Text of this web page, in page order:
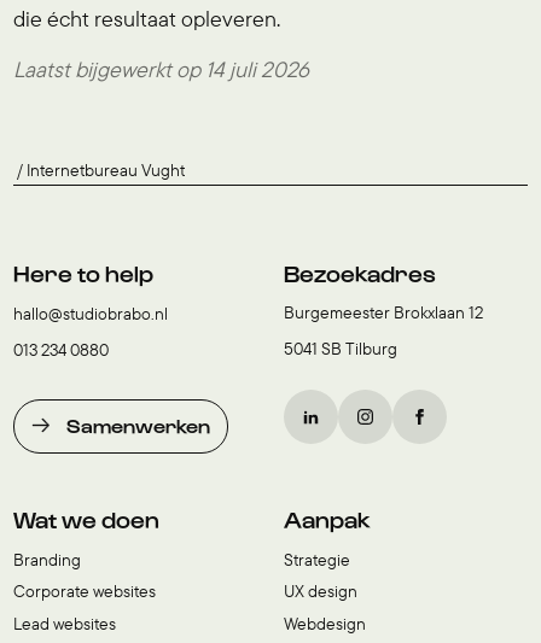
die écht resultaat opleveren.
Laatst bijgewerkt op 14 juli 2026
Internetbureau Vught
Here to help
hallo@studiobrabo.nl
013 234 0880
Samenwerken
Bezoekadres
Burgemeester Brokxlaan 12
5041 SB Tilburg
Wat we doen
Branding
Corporate websites
Lead websites
Aanpak
Strategie
UX design
Webdesign